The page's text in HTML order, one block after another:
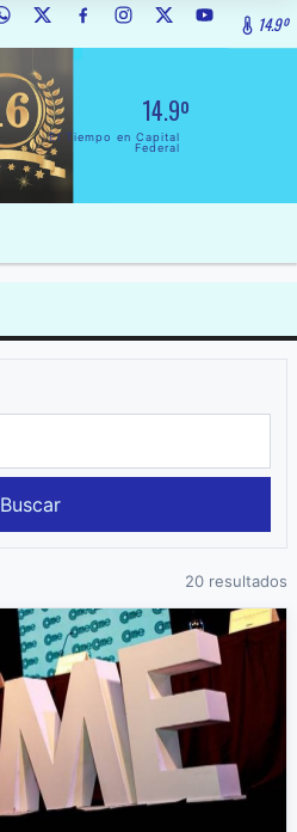
14.9º
14.9º
El Tiempo en Capital
Federal
Buscar
20 resultados